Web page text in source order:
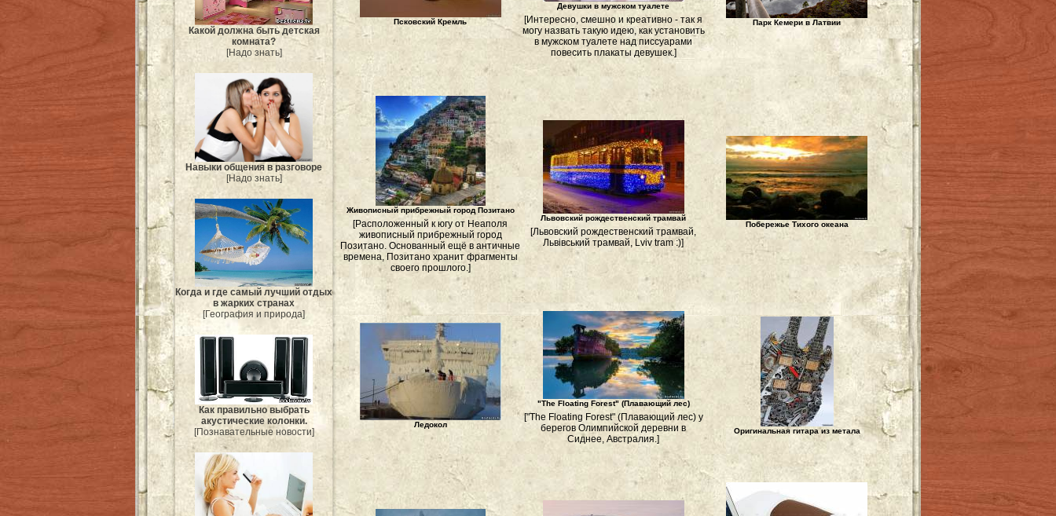
Какой должна быть детская
комната?
[Надо знать]
Навыки общения в разговоре
[Надо знать]
Когда и где самый лучший отдых
в жарких странах
[География и природа]
Как правильно выбрать
акустические колонки.
[Познавательные новости]
Псковский Кремль
Девушки в мужском туалете
[Интересно, смешно и креативно - так я
могу назвать такую идею, как установить
в мужском туалете над писсуарами
повесить плакаты девушек.]
Парк Кемери в Латвии
Живописный прибрежный город Позитано
[Расположенный к югу от Неаполя
живописный прибрежный город
Позитано. Основанный ещё в античные
времена, Позитано хранит фрагменты
своего прошлого.]
Львовский рождественский трамвай
[Львовский рождественский трамвай,
Львівський трамвай, Lviv tram :)]
Побережье Тихого океана
Ледокол
"The Floating Forest" (Плавающий лес)
["The Floating Forest" (Плавающий лес) у
берегов Олимпийской деревни в
Сиднее, Австралия.]
Оригинальная гитара из метала